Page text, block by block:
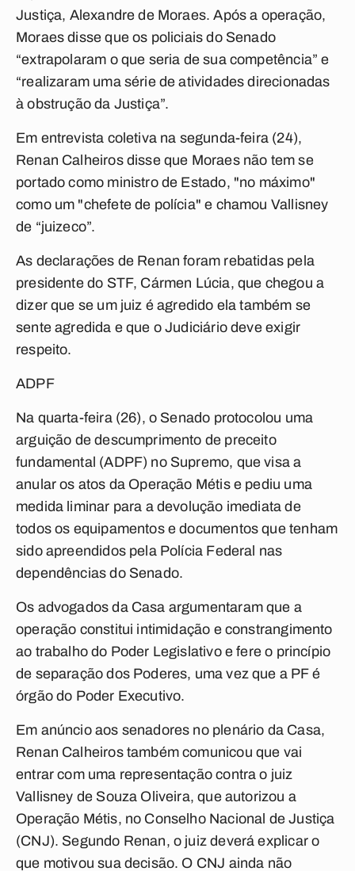
Justiça, Alexandre de Moraes. Após a operação,
Moraes disse que os policiais do Senado
“extrapolaram o que seria de sua competência” e
“realizaram uma série de atividades direcionadas
à obstrução da Justiça”.
Em entrevista coletiva na segunda-feira (24),
Renan Calheiros disse que Moraes não tem se
portado como ministro de Estado, "no máximo"
como um "chefete de polícia" e chamou Vallisney
de “juizeco”.
As declarações de Renan foram rebatidas pela
presidente do STF, Cármen Lúcia, que chegou a
dizer que se um juiz é agredido ela também se
sente agredida e que o Judiciário deve exigir
respeito.
ADPF
Na quarta-feira (26), o Senado protocolou uma
arguição de descumprimento de preceito
fundamental (ADPF) no Supremo, que visa a
anular os atos da Operação Métis e pediu uma
medida liminar para a devolução imediata de
todos os equipamentos e documentos que tenham
sido apreendidos pela Polícia Federal nas
dependências do Senado.
Os advogados da Casa argumentaram que a
operação constitui intimidação e constrangimento
ao trabalho do Poder Legislativo e fere o princípio
de separação dos Poderes, uma vez que a PF é
órgão do Poder Executivo.
Em anúncio aos senadores no plenário da Casa,
Renan Calheiros também comunicou que vai
entrar com uma representação contra o juiz
Vallisney de Souza Oliveira, que autorizou a
Operação Métis, no Conselho Nacional de Justiça
(CNJ). Segundo Renan, o juiz deverá explicar o
que motivou sua decisão. O CNJ ainda não